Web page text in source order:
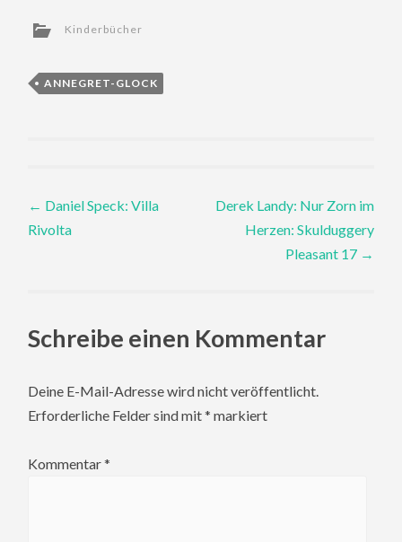
Kinderbücher
ANNEGRET-GLOCK
Post
← Daniel Speck: Villa
Rivolta
Derek Landy: Nur Zorn im
Herzen: Skulduggery
Pleasant 17 →
Schreibe einen Kommentar
Deine E-Mail-Adresse wird nicht veröffentlicht.
Erforderliche Felder sind mit* markiert
Kommentar*